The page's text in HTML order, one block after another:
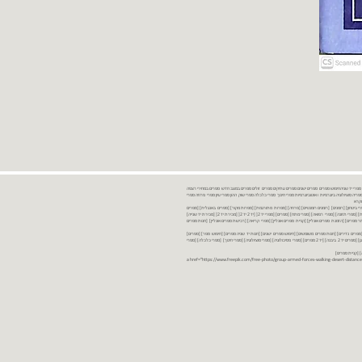
ספרים יד שניה ספרים משומשים ספרים חדשים ספרים יד 2 מכירת ספרים יד שניה ספרי יד שניהחיפוש ספרים ספרים ישנים ספרים עתיקים ספרים זולים ספרים במצב חדש ספרים במחירי רצפה
במבצע ספרים יד 2 ברמת גן ספרים יד 2 ביבנה יד 2 ספרים ספרי פסיכולוגיה ספריה סוציולוגיה ביוגרפיות ו אוטוביוגרפיות ספרי חינוך ספרי כלכלה ספרי שוק ההון ספרי עיון ספרי פרוזה ספרי
ביטחון] [רומנים] [רומנים רומנטיים] [פרוזה] [ספרות מתורגמת] [ספרות מקור] [ספרים באנגלית] [ספרים
חדשים מהחנות] [ספרים מומלצים] [ספרי בישול] [ספרי עידן חדש] [ספרי עסקים] [ספרי מורשת] [מחזות] [ספרי שירה] [ספרי בריאות] [ספרי תזונה] [ספרי רפואה] [ספרי מתח] [ספרים] [ספרי יד 2[ [יד 2 יד 2[ [מכירת יד 2[ [מכירת יד שנייה]
יד 2[ [ספר] [ספרים יד 2[ [הזמנת ספרים] [יד 2 ספרים] [ספרים בזול] [אתר ספרים] [הזמנת ספרים אונליין] [קניית ספרים אונליין] [ספרי קריאה] [רכישת ספרים אונליין] [חנות ספרים
נדירים] [חנות ספרים משומשים] [חיפוש ספרים ישנים] [חנות יד שניה ספרים] [חיפוש ספר] [ספרים]
[חנות ספרים זולים] [ספרים חדשים] [ספרים במחירי רצפה] [ספרים במשלוח חינם] [ספרים במשלוח עד הבית] [ספרים יד 2 ברמת גן] [ספרים יד 2 ביבנה] [יד 2 ספרים] [ספרי פסיכולוגיה] [ספרי סוציולוגיה] [ספרי חינוך] [ספרי כלכלה] [ספרי
[קניית ספרים]
<a href="https://www.freepik.com/free-photo/group-armed-forces-walking-desert-